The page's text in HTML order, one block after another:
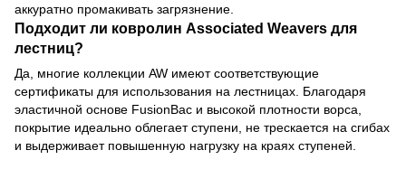
аккуратно промакивать загрязнение.
Подходит ли ковролин Associated Weavers для
лестниц?
Да, многие коллекции AW имеют соответствующие
сертификаты для использования на лестницах. Благодаря
эластичной основе FusionBac и высокой плотности ворса,
покрытие идеально облегает ступени, не трескается на сгибах
и выдерживает повышенную нагрузку на краях ступеней.